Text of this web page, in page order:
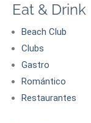
Eat & Drink
Beach Club
Clubs
Gastro
Romántico
Restaurantes